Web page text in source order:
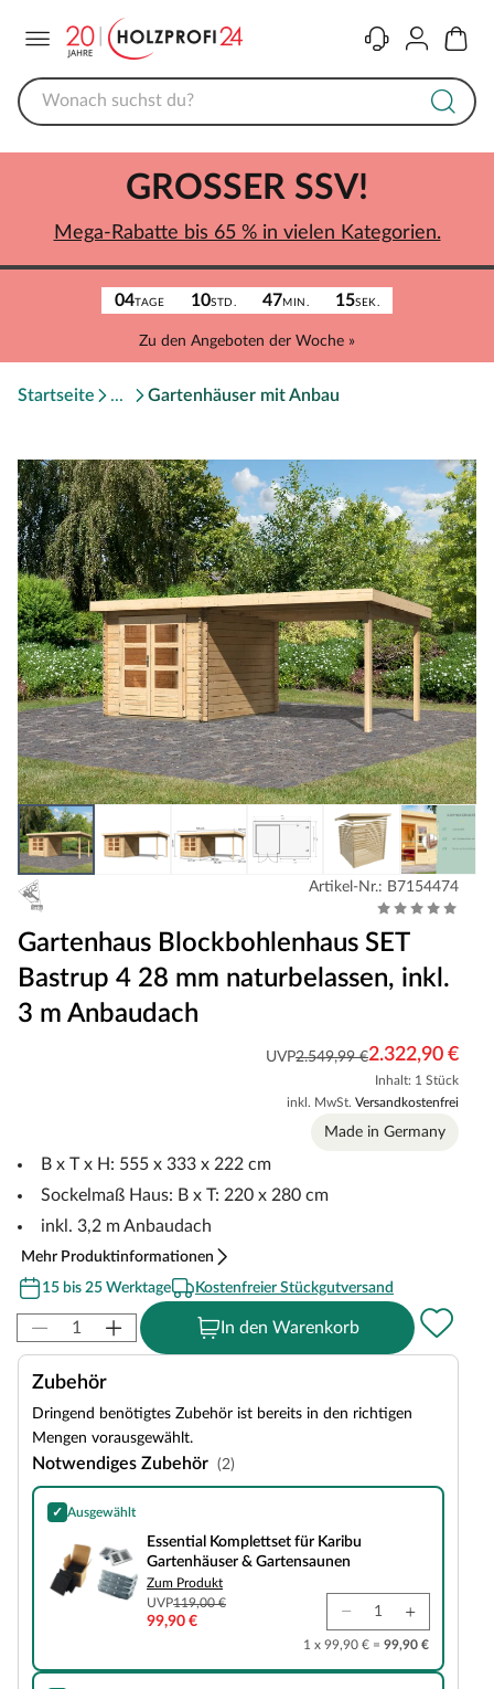
KontaktKonto
04TAGE 10STD. 47MIN. 15SEK.
Zu den Angeboten der Woche »
GROSSER SSV!
Mega-Rabatte bis 65 % in vielen Kategorien.
Startseite Gartenhäuser mit Anbau
Artikel-Nr.: B7154474
Gartenhaus Blockbohlenhaus SET
Bastrup 4 28 mm naturbelassen, inkl.
3 m Anbaudach
UVP2.549,99 €2.322,90 €
Inhalt: 1 Stück
inkl. MwSt. Versandkostenfrei
Made in Germany
B x T x H: 555 x 333 x 222 cm
Sockelmaß Haus: B x T: 220 x 280 cm
inkl. 3,2 m Anbaudach
Mehr Produktinformationen
15 bis 25 Werktage
Kostenfreier Stückgutversand
In den Warenkorb
Zubehör
Dringend benötigtes Zubehör ist bereits in den richtigen
Mengen vorausgewählt.
Notwendiges Zubehör (2)
✓ Ausgewählt
Essential Komplettset für Karibu Gartenhäuser & Gartensaunen
Essential Komplettset für Karibu
Gartenhäuser & Gartensaunen
Zum Produkt
UVP119,00 €
99,90 €
1 x 99,90 € = 99,90 €